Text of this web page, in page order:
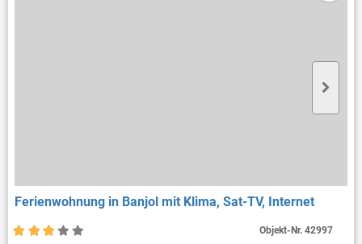
Ferienwohnung in Banjol mit Klima, Sat-TV, Internet
Objekt-Nr.42997